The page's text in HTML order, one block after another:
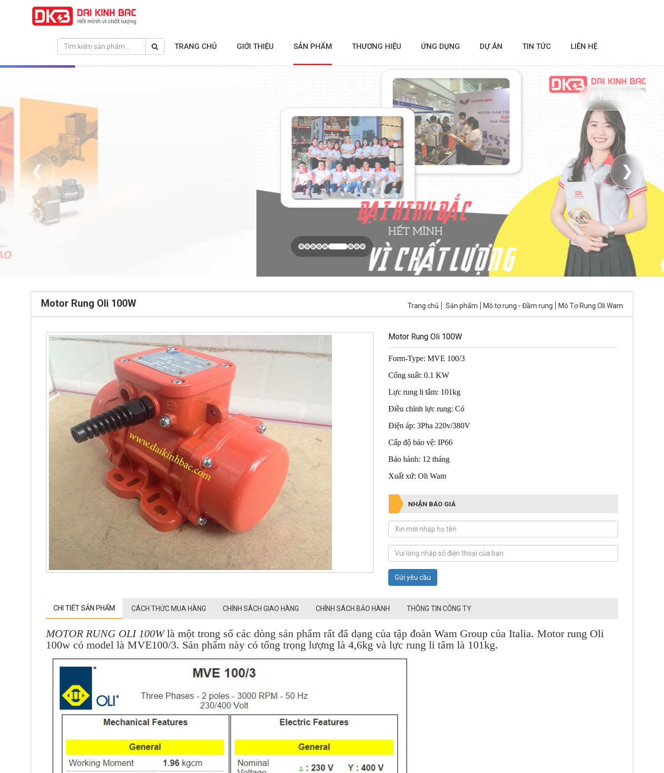
TRANG CHỦ GIỚI THIỆU SẢN PHẨM THƯƠNG HIỆU ỨNG DỤNG DỰ ÁN TIN TỨC LIÊN HỆ
❮ ❯
⏸ Tạm dừng
Motor Rung Oli 100W Trang chủ Sản phẩm Mô tơ rung - Đầm rung Mô Tơ Rung Oli Wam
Motor Rung Oli 100W
Form-Type: MVE 100/3
Cống suất: 0.1 KW
Lực rung li tâm: 101kg
Điều chỉnh lực rung: Có
Điện áp: 3Pha 220v/380V
Cấp độ bảo vệ: IP66
Bảo hành: 12 tháng
Xuất xứ: Oli Wam
NHẬN BÁO GIÁ
Gửi yêu cầu
CHI TIẾT SẢN PHẨM CÁCH THỨC MUA HÀNG CHÍNH SÁCH GIAO HÀNG CHÍNH SÁCH BẢO HÀNH THÔNG TIN CÔNG TY
MOTOR RUNG OLI 100Wlà một trong số các dòng sản phẩm rất đâ dạng của tập đoàn Wam Group của Italia. Motor rung Oli
100w có model là MVE100/3. Sản phẩm này có tổng trọng lượng là 4,6kg và lực rung li tâm là 101kg.